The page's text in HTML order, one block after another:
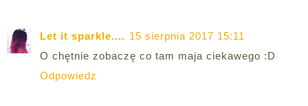
Let it sparkle.... 15 sierpnia 2017 15:11
O chętnie zobaczę co tam maja ciekawego :D
Odpowiedz